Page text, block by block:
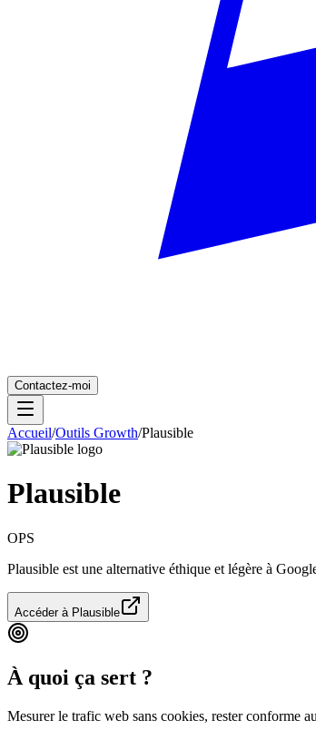
Contactez-moi
Accueil/Outils Growth/Plausible
Plausible
OPS
Plausible est une alternative éthique et légère à
Accéder à Plausible
À quoi ça sert ?
Mesurer le trafic web sans cookies, rester conforme